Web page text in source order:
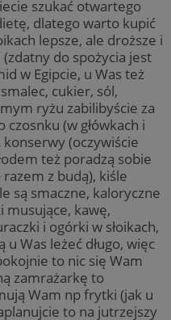
szukać otwartego
dlatego warto kupić
lepsze, ale droższe i
do spożycia jest
w Egipcie, u Was też
cukier, sól,
ryżu zabilibyście za
(w główkach i
(oczywiście
też poradzą sobie
z budą), kiśle
są smaczne, kaloryczne
musujące, kawę,
i ogórki w słoikach,
Was leżeć długo, więc
to nic się Wam
zamrażarkę to
Wam np frytki (jak u
to na jutrzejszy